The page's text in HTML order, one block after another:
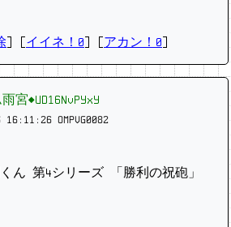
イイネ！0 アカン！0
宮◆UD16NvPYxY
16:11:26 OMPVG0082
ん 第4シリーズ 「勝利の祝砲」